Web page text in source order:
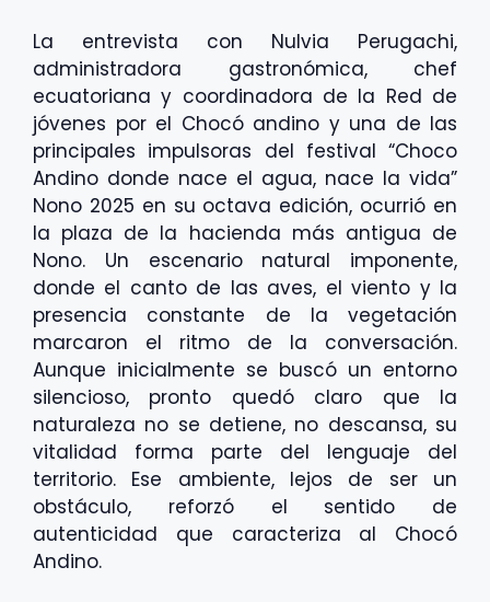
La entrevista con Nulvia Perugachi,
administradora gastronómica, chef
ecuatoriana y coordinadora de la Red de
jóvenes por el Chocó andino y una de las
principales impulsoras del festival “Choco
Andino donde nace el agua, nace la vida”
Nono 2025 en su octava edición, ocurrió en
la plaza de la hacienda más antigua de
Nono. Un escenario natural imponente,
donde el canto de las aves, el viento y la
presencia constante de la vegetación
marcaron el ritmo de la conversación.
Aunque inicialmente se buscó un entorno
silencioso, pronto quedó claro que la
naturaleza no se detiene, no descansa, su
vitalidad forma parte del lenguaje del
territorio. Ese ambiente, lejos de ser un
obstáculo, reforzó el sentido de
autenticidad que caracteriza al Chocó
Andino.